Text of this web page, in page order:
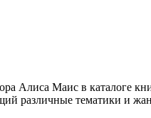
Алиса Маис в каталоге
различные тематики и